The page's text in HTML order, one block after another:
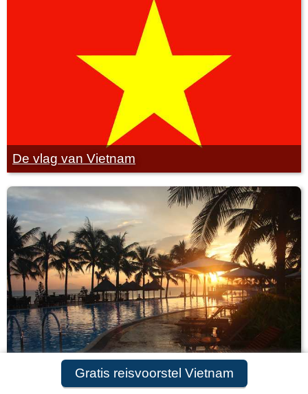
Gratis reisvoorstel Vietnam
De vlag van Vietnam
Strandvakantie Vietnam